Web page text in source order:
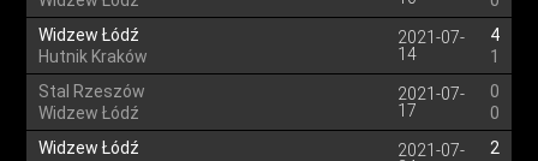
Widzew Łódź
Hutnik Kraków
2021-07-
14
4
1
Stal Rzeszów
Widzew Łódź
2021-07-
17
0
0
Widzew Łódź
2021-07-
2